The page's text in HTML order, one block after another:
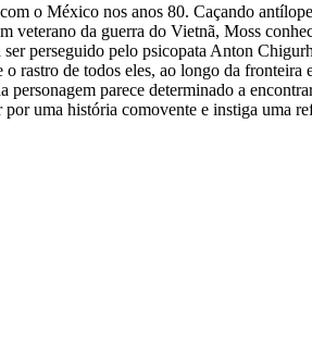
o México nos anos 80. Caçando
veterano da guerra do Vietnã, Moss
perseguido pelo psicopata Anton
rastro de todos eles, ao longo da
parece determinado a
uma história comovente e instiga uma